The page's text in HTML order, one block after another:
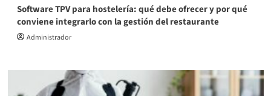
Software TPV para hostelería: qué debe ofrecer y por qué
conviene integrarlo con la gestión del restaurante
Administrador